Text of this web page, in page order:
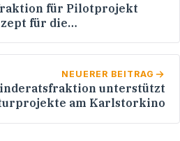
für Pilotprojekt
für die
NEUERER BEITRAG
unterstützt
am Karlstorkino